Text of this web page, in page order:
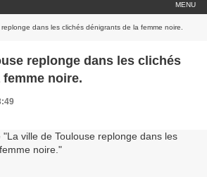
MENU
dans les clichés dénigrants de la femme noire.
replonge dans les clichés
noire.